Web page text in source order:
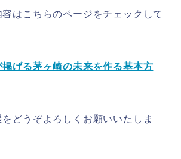
はこちらのページをチェックして
げる茅ヶ崎の未来を作る基本方
どうぞよろしくお願いいたしま